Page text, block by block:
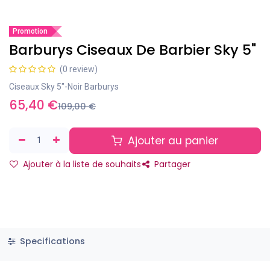
Promotion
Barburys Ciseaux De Barbier Sky 5"
(0 review)
Ciseaux Sky 5"-Noir Barburys
65,40 €109,00€
Ajouter au panier
Ajouter à la liste de souhaits Partager
Specifications